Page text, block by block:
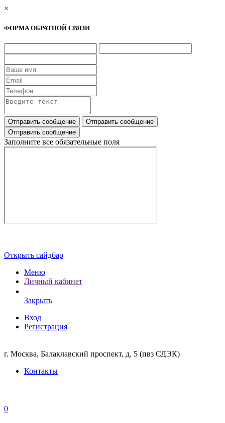
×
ФОРМА ОБРАТНОЙ СВЯЗИ
Заполните все обязательные поля
Открыть сайдбар
Меню
Личный кабинет
Закрыть
Вход
Регистрация
г. Москва, Балаклавский проспект, д. 5 (пвз СДЭК)
Контакты
0